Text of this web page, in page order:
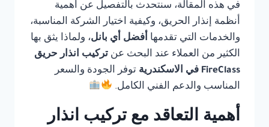
في هذه المقالة، سنتحدث بالتفصيل عن أهمية
أنظمة إنذار الحريق، وكيفية اختيار الشركة المناسبة،
والخدمات التي تقدمها أفضل أي بانل، ولماذا يثق بها
الكثير من العملاء عند البحث عن تركيب انذار حريق
FireClass في الاسكندرية
توفر الجودة والسعر
المناسب والدعم الفني الكامل.
أهمية التعاقد مع تركيب انذار